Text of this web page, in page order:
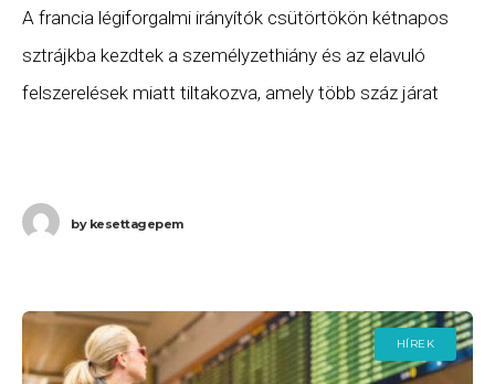
A francia légiforgalmi irányítók csütörtökön kétnapos
sztrájkba kezdtek a személyzethiány és az elavuló
felszerelések miatt tiltakozva, amely több száz járat
bykesettagepem
HÍREK